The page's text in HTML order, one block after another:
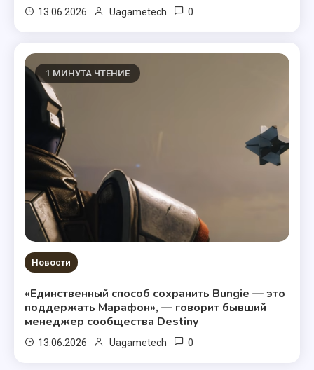
13.06.2026 Uagametech 0
1 МИНУТА ЧТЕНИЕ
Новости
«Единственный способ сохранить Bungie — это
поддержать Марафон», — говорит бывший
менеджер сообщества Destiny
13.06.2026 Uagametech 0